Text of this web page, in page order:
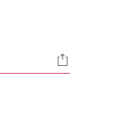
Socials